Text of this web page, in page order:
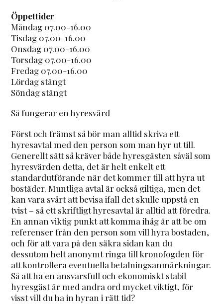
Öppettider
Måndag 07.00-16.00
Tisdag 07.00-16.00
Onsdag 07.00-16.00
Torsdag 07.00-16.00
Fredag 07.00-16.00
Lördag stängt
Söndag stängt
Så fungerar en hyresvärd
Först och främst så bör man alltid skriva ett
hyresavtal med den person som man hyr ut till.
Generellt sätt så kräver både hyresgästen såväl som
hyresvärden detta, det är helt enkelt ett
standardutförande när det kommer till att hyra ut
bostäder. Muntliga avtal är också giltiga, men det
kan vara svårt att bevisa ifall det skulle uppstå en
tvist – så ett skriftligt hyresavtal är alltid att föredra.
En annan viktig punkt att komma ihåg är att be om
referenser från den person som vill hyra bostaden,
och för att vara på den säkra sidan kan du
dessutom helt anonymt ringa till kronofogden för
att kontrollera eventuella betalningsanmärkningar.
Så att ha en ansvarsfull och ekonomiskt stabil
hyresgäst är med andra ord mycket viktigt, för
visst vill du ha in hyran i rätt tid?